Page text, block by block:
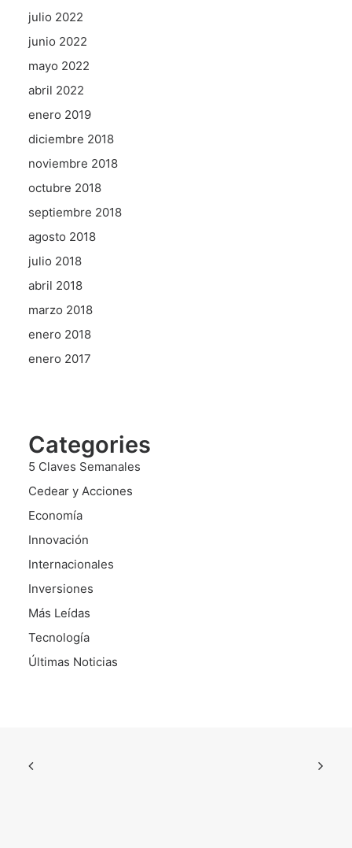
julio 2022
junio 2022
mayo 2022
abril 2022
enero 2019
diciembre 2018
noviembre 2018
octubre 2018
septiembre 2018
agosto 2018
julio 2018
abril 2018
marzo 2018
enero 2018
enero 2017
Categories
5 Claves Semanales
Cedear y Acciones
Economía
Innovación
Internacionales
Inversiones
Más Leídas
Tecnología
Últimas Noticias